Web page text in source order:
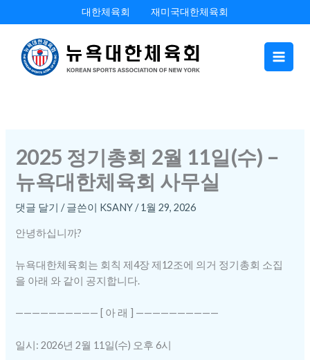
텐
대한체육회 재미국대한체육회
2025 정기총회 2월 11일(수) –
뉴욕대한체육회 사무실
댓글 달기 / 글쓴이 KSANY/1월 29, 2026
안녕하십니까?
뉴욕대한체육회는 회칙 제4장 제12조에 의거 정기총회 소집
을 아래 와 같이 공지합니다.
—————————— [ 아 래 ] ——————————
일시: 2026년 2월 11일(수) 오후 6시